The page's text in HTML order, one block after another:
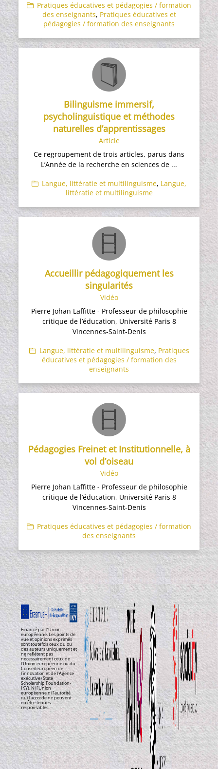
Pratiques éducatives et pédagogies / formation
des enseignants, Pratiques éducatives et
pédagogies / formation des enseignants
Bilinguisme immersif,
psycholinguistique et méthodes
naturelles d’apprentissages
Article
Ce regroupement de trois articles, parus dans
L’Année de la recherche en sciences de ...
Langue, littératie et multilinguisme, Langue,
littératie et multilinguisme
Accueillir pédagogiquement les
singularités
Vidéo
Pierre Johan Laffitte - Professeur de philosophie
critique de l’éducation, Université Paris 8
Vincennes-Saint-Denis
Langue, littératie et multilinguisme, Pratiques
éducatives et pédagogies / formation des
enseignants
Pédagogies Freinet et Institutionnelle, à
vol d’oiseau
Vidéo
Pierre Johan Laffitte - Professeur de philosophie
critique de l’éducation, Université Paris 8
Vincennes-Saint-Denis
Pratiques éducatives et pédagogies / formation
des enseignants
Financé par l’Union
européenne. Les points de
vue et opinions exprimés
sont toutefois ceux du ou
des auteurs uniquement et
ne reflètent pas
nécessairement ceux de
l’Union européenne ou du
Conseil européen de
l’innovation et de l’Agence
exécutive (State
Scholarship Foundation-
IKY). Ni l’Union
européenne ni l’autorité
qui l’accorde ne peuvent
en être tenues
responsables.